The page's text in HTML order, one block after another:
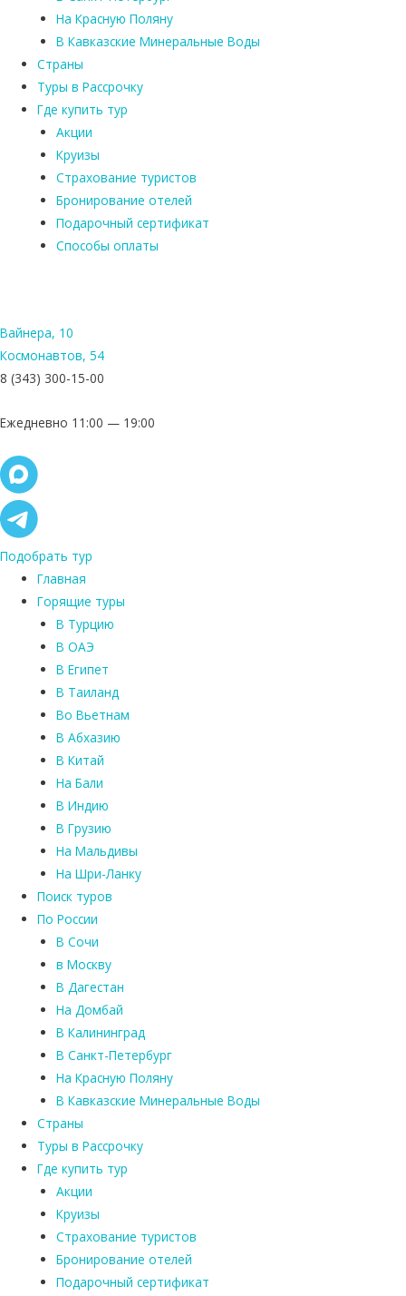
На Красную Поляну
В Кавказские Минеральные Воды
Страны
Туры в Рассрочку
Где купить тур
Акции
Круизы
Страхование туристов
Бронирование отелей
Подарочный сертификат
Способы оплаты
Вайнера, 10
Космонавтов, 54
8 (343) 300-15-00
Ежедневно 11:00 — 19:00
Подобрать тур
Главная
Горящие туры
В Турцию
В ОАЭ
В Египет
В Таиланд
Во Вьетнам
В Абхазию
В Китай
На Бали
В Индию
В Грузию
На Мальдивы
На Шри-Ланку
Поиск туров
По России
В Сочи
в Москву
В Дагестан
На Домбай
В Калининград
В Санкт-Петербург
На Красную Поляну
В Кавказские Минеральные Воды
Страны
Туры в Рассрочку
Где купить тур
Акции
Круизы
Страхование туристов
Бронирование отелей
Подарочный сертификат